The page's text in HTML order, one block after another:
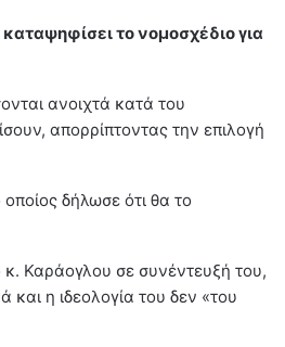
το νομοσχέδιο για
ανοιχτά κατά του
απορρίπτοντας την επιλογή
δήλωσε ότι θα το
Καράογλου σε συνέντευξή του,
η ιδεολογία του δεν «του